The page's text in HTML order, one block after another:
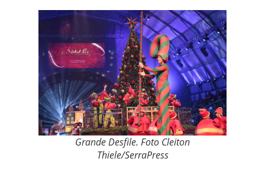
Grande Desfile. Foto Cleiton
Thiele/SerraPress